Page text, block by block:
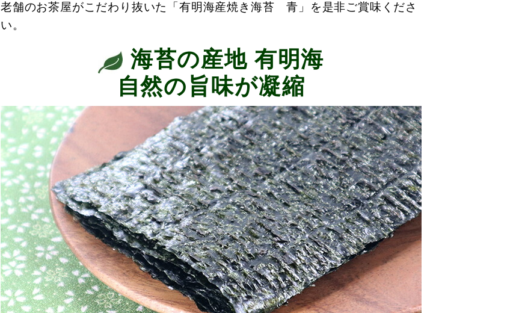
老舗のお茶屋がこだわり抜いた「有明海産焼き海苔 青」を是非ご賞味くださ
い。
海苔の産地 有明海
自然の旨味が凝縮